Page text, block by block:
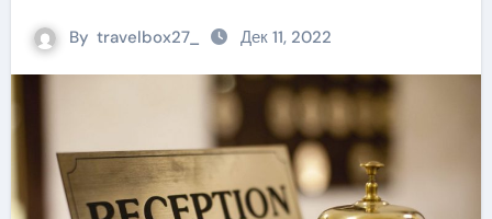
By travelbox27_ Дек 11, 2022